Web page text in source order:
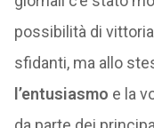
possibilità di
sfidanti, ma allo
l’entusiasmo e la